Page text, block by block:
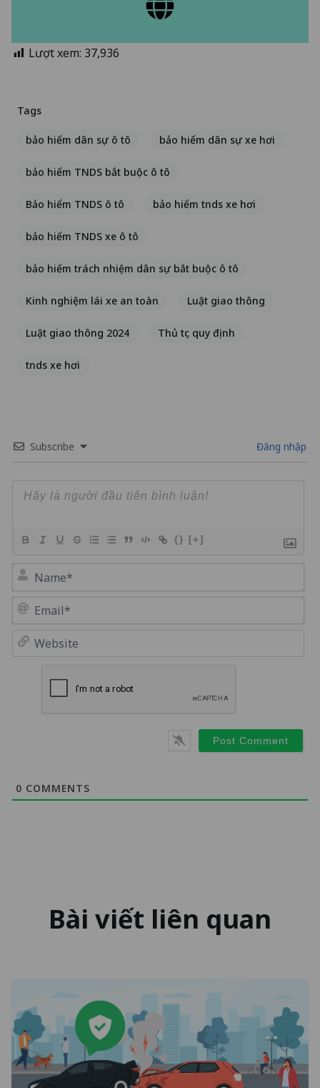
Lượt xem: 37,936
Tags
bảo hiểm dân sự ô tô bảo hiểm dân sự xe hơi
bảo hiểm TNDS bắt buộc ô tô
Bảo hiểm TNDS ô tô bảo hiểm tnds xe hơi
bảo hiểm TNDS xe ô tô
bảo hiểm trách nhiệm dân sự bắt buộc ô tô
Kinh nghiệm lái xe an toàn Luật giao thông
Luật giao thông 2024 Thủ tục quy định
tnds xe hơi
Subscribe Đăng nhập
{} [+]
0 COMMENTS
Bài viết liên quan